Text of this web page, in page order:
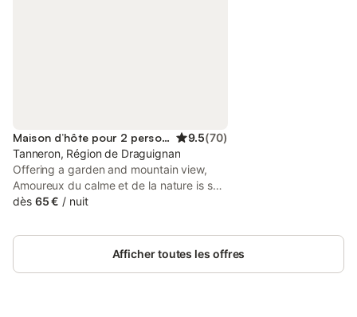
Maison d’hôte pour 2 personnes 9.5(70)
Tanneron, Région de Draguignan
Offering a garden and mountain view,
Amoureux du calme et de la nature is set
in Tanneron, 12 km from Musee
from Palais des Festivals de Cannes.
dès 65 € / nuit
Afficher toutes les offres